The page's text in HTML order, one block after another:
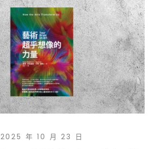
2025 年 10 月 23 日